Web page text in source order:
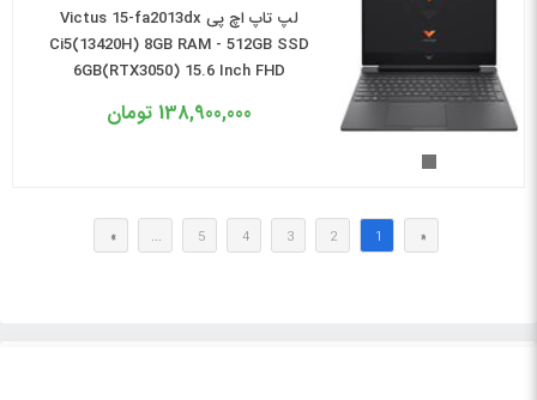
لپ تاپ اچ پی Victus 15-fa2013dx
Ci5(13420H) 8GB RAM - 512GB SSD
6GB(RTX3050) 15.6 Inch FHD
138,900,000 تومان
«
1
2
3
4
5
...
»